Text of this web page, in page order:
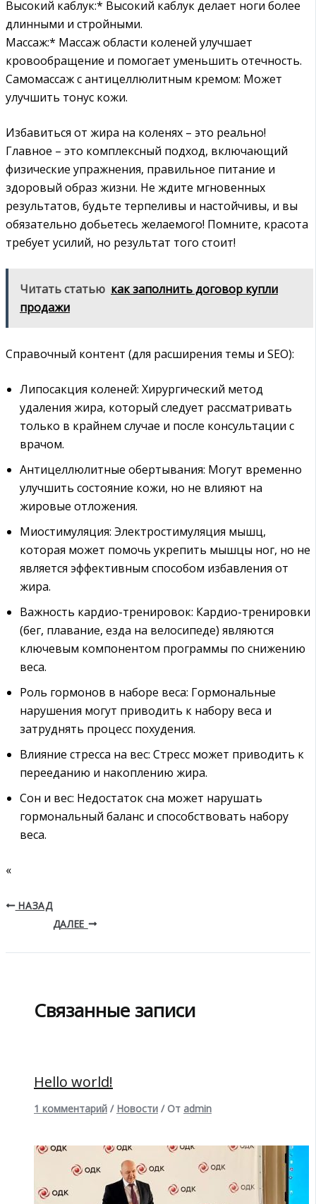
Высокий каблук:* Высокий каблук делает ноги более
длинными и стройными.
Массаж:* Массаж области коленей улучшает
кровообращение и помогает уменьшить отечность.
Самомассаж с антицеллюлитным кремом: Может
улучшить тонус кожи.
Избавиться от жира на коленях – это реально!
Главное – это комплексный подход, включающий
физические упражнения, правильное питание и
здоровый образ жизни. Не ждите мгновенных
результатов, будьте терпеливы и настойчивы, и вы
обязательно добьетесь желаемого! Помните, красота
требует усилий, но результат того стоит!
Читать статью как заполнить договор купли
продажи
Справочный контент (для расширения темы и SEO):
Липосакция коленей: Хирургический метод
удаления жира, который следует рассматривать
только в крайнем случае и после консультации с
врачом.
Антицеллюлитные обертывания: Могут временно
улучшить состояние кожи, но не влияют на
жировые отложения.
Миостимуляция: Электростимуляция мышц,
которая может помочь укрепить мышцы ног, но не
является эффективным способом избавления от
жира.
Важность кардио-тренировок: Кардио-тренировки
(бег, плавание, езда на велосипеде) являются
ключевым компонентом программы по снижению
веса.
Роль гормонов в наборе веса: Гормональные
нарушения могут приводить к набору веса и
затруднять процесс похудения.
Влияние стресса на вес: Стресс может приводить к
перееданию и накоплению жира.
Сон и вес: Недостаток сна может нарушать
гормональный баланс и способствовать набору
веса.
«
НАЗАД
ДАЛЕЕ
Связанные записи
Hello world!
1 комментарий / Новости / От admin